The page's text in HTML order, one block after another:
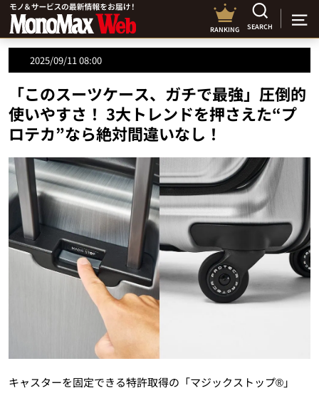
RANKING SEARCH
2025/09/11 08:00
「このスーツケース、ガチで最強」圧倒的
使いやすさ！ 3大トレンドを押さえた“プ
ロテカ”なら絶対間違いなし！
キャスターを固定できる特許取得の「マジックストップ®」